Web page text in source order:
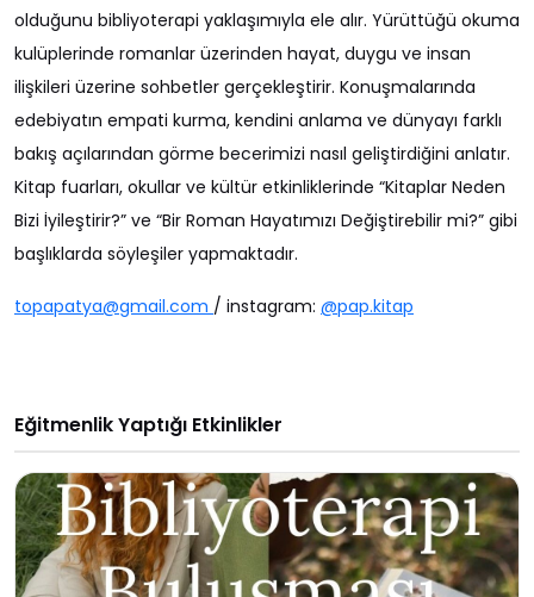
olduğunu bibliyoterapi yaklaşımıyla ele alır. Yürüttüğü okuma
kulüplerinde romanlar üzerinden hayat, duygu ve insan
ilişkileri üzerine sohbetler gerçekleştirir. Konuşmalarında
edebiyatın empati kurma, kendini anlama ve dünyayı farklı
bakış açılarından görme becerimizi nasıl geliştirdiğini anlatır.
Kitap fuarları, okullar ve kültür etkinliklerinde “Kitaplar Neden
Bizi İyileştirir?” ve “Bir Roman Hayatımızı Değiştirebilir mi?” gibi
başlıklarda söyleşiler yapmaktadır.
topapatya@gmail.com / instagram: @pap.kitap
Eğitmenlik Yaptığı Etkinlikler